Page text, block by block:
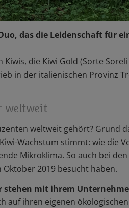
das die Leidenschaft für
die Kiwi Gold (Sorte
in der italienischen Provinz
weltweit
weltweit gehört? Grund
Wachstum stimmt: wie die
Mikroklima. So auch bei
2019 besucht haben.
stehen mit ihrem
auf ihren eigenen